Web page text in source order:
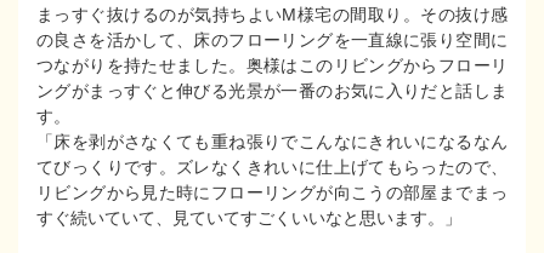
まっすぐ抜けるのが気持ちよいM様宅の間取り。その抜け感
の良さを活かして、床のフローリングを一直線に張り空間に
つながりを持たせました。奥様はこのリビングからフローリ
ングがまっすぐと伸びる光景が一番のお気に入りだと話しま
す。
「床を剥がさなくても重ね張りでこんなにきれいになるなん
てびっくりです。ズレなくきれいに仕上げてもらったので、
リビングから見た時にフローリングが向こうの部屋までまっ
すぐ続いていて、見ていてすごくいいなと思います。」